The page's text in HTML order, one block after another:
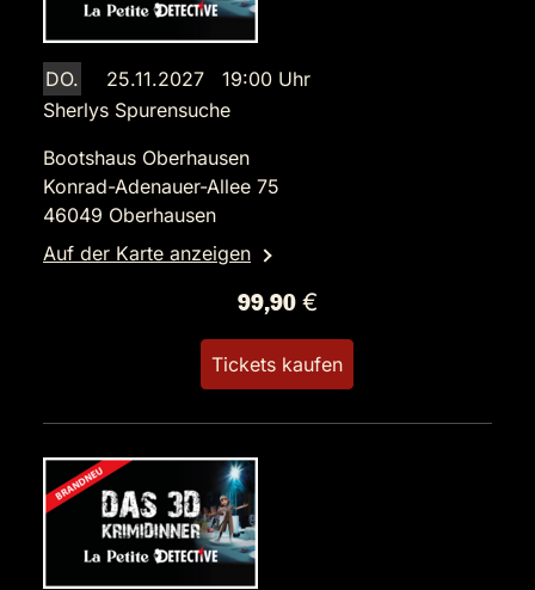
DO.
25.11.2027 19:00 Uhr
Sherlys Spurensuche
Bootshaus Oberhausen
Konrad-Adenauer-Allee 75
46049 Oberhausen
Auf der Karte anzeigen
99,90 €
Tickets kaufen